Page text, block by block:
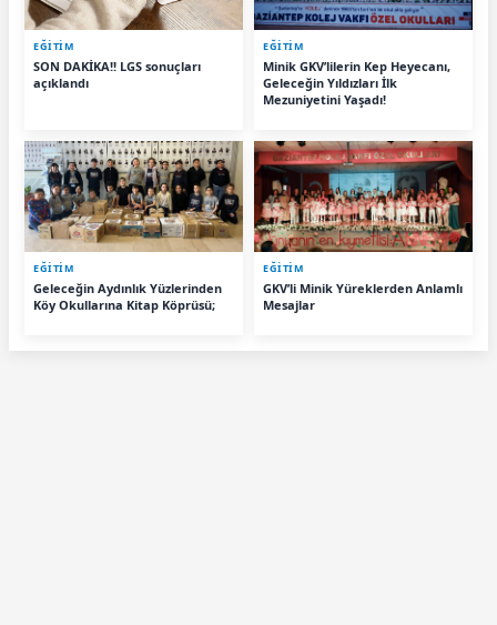
EĞİTİM
SON DAKİKA!! LGS sonuçları
açıklandı
EĞİTİM
Minik GKV’lilerin Kep Heyecanı,
Geleceğin Yıldızları İlk
Mezuniyetini Yaşadı!
EĞİTİM
Geleceğin Aydınlık Yüzlerinden
Köy Okullarına Kitap Köprüsü;
EĞİTİM
GKV’li Minik Yüreklerden Anlamlı
Mesajlar